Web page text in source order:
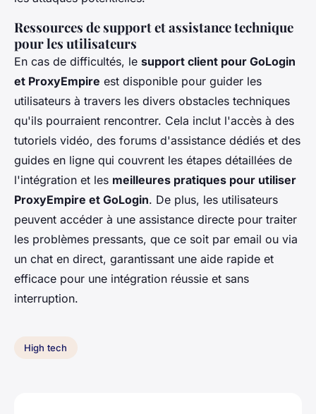
Ressources de support et assistance technique
pour les utilisateurs
En cas de difficultés, le support client pour GoLogin
et ProxyEmpire est disponible pour guider les
utilisateurs à travers les divers obstacles techniques
qu'ils pourraient rencontrer. Cela inclut l'accès à des
tutoriels vidéo, des forums d'assistance dédiés et des
guides en ligne qui couvrent les étapes détaillées de
l'intégration et les meilleures pratiques pour utiliser
ProxyEmpire et GoLogin. De plus, les utilisateurs
peuvent accéder à une assistance directe pour traiter
les problèmes pressants, que ce soit par email ou via
un chat en direct, garantissant une aide rapide et
efficace pour une intégration réussie et sans
interruption.
High tech